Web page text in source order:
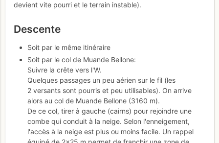
devient vite pourri et le terrain instable).
Descente
Soit par le même itinéraire
Soit par le col de Muande Bellone:
Suivre la crête vers l'W.
Quelques passages un peu aérien sur le fil (les
2 versants sont pourris et peu utilisables). On arrive
alors au col de Muande Bellone (3160 m).
De ce col, tirer à gauche (cairns) pour rejoindre une
combe qui conduit à la neige. Selon l'enneigement,
l'accès à la neige est plus ou moins facile. Un rappel